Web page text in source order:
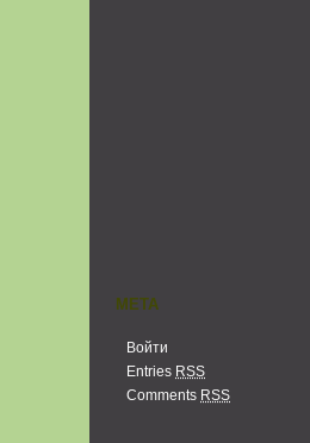
МЕТА
Войти
Entries RSS
Comments RSS